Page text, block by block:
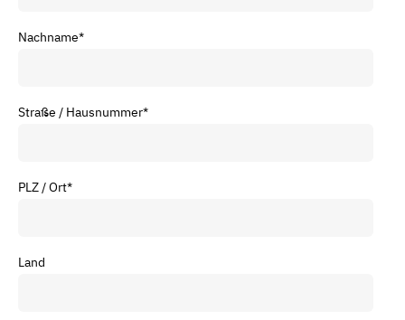
Nachname*
Straße / Hausnummer*
PLZ / Ort*
Land